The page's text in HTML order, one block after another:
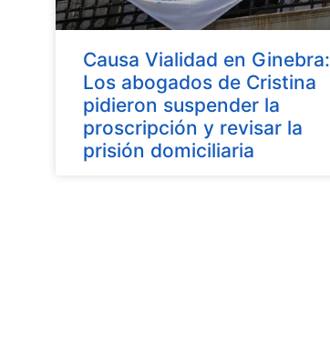
Causa Vialidad en Ginebra:
Los abogados de Cristina
pidieron suspender la
proscripción y revisar la
prisión domiciliaria